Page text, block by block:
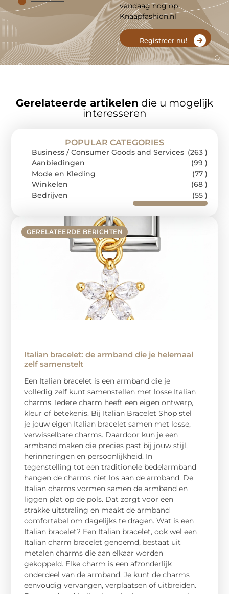
vandaag nog op
Knaapfashion.nl
Registreer nu!
Gerelateerde artikelen die u mogelijk
interesseren
GERELATEERDE BERICHTEN
Italian bracelet: de armband die je helemaal
zelf samenstelt
Een Italian bracelet is een armband die je
volledig zelf kunt samenstellen met losse Italian
charms. Iedere charm heeft een eigen ontwerp,
kleur of betekenis. Bij Italian Bracelet Shop stel
je jouw eigen Italian bracelet samen met losse,
verwisselbare charms. Daardoor kun je een
armband maken die precies past bij jouw stijl,
herinneringen en persoonlijkheid. In
tegenstelling tot een traditionele bedelarmband
hangen de charms niet los aan de armband. De
Italian charms vormen samen de armband en
liggen plat op de pols. Dat zorgt voor een
strakke uitstraling en maakt de armband
comfortabel om dagelijks te dragen. Wat is een
Italian bracelet? Een Italian bracelet, ook wel een
Italian charm bracelet genoemd, bestaat uit
metalen charms die aan elkaar worden
gekoppeld. Elke charm is een afzonderlijk
onderdeel van de armband. Je kunt de charms
eenvoudig vervangen, verplaatsen of uitbreiden.
POPULAR CATEGORIES
Business / Consumer Goods and Services (263 )
Aanbiedingen
(99 )
Mode en Kleding
(77 )
Winkelen
(68 )
Bedrijven
(55 )